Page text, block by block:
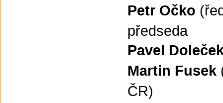
Petr Očko
předseda
Pavel
Martin Fusek
ČR)